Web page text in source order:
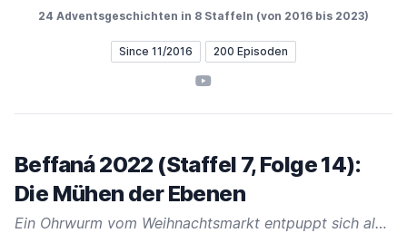
24 Adventsgeschichten in 8 Staffeln (von 2016 bis 2023)
Since 11/2016 200 Episoden
YouTube
Beffaná 2022 (Staffel 7, Folge 14):
Die Mühen der Ebenen
Ein Ohrwurm vom Weihnachtsmarkt entpuppt sich als Volltreffer.